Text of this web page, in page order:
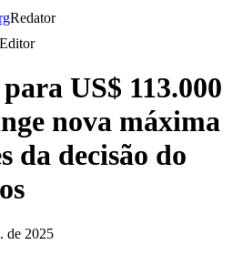
Redator
Editor
US$ 113.000
nova máxima
da decisão do
de 2025